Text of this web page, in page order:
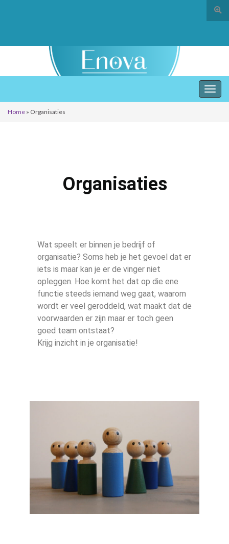
Home » Organisaties
Organisaties
Wat speelt er binnen je bedrijf of
organisatie? Soms heb je het gevoel dat er
iets is maar kan je er de vinger niet
opleggen. Hoe komt het dat op die ene
functie steeds iemand weg gaat, waarom
wordt er veel geroddeld, wat maakt dat de
voorwaarden er zijn maar er toch geen
goed team ontstaat?
Krijg inzicht in je organisatie!